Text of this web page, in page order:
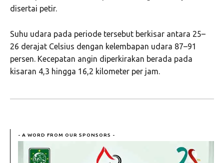
disertai petir.
Suhu udara pada periode tersebut berkisar antara 25–
26 derajat Celsius dengan kelembapan udara 87–91
persen. Kecepatan angin diperkirakan berada pada
kisaran 4,3 hingga 16,2 kilometer per jam.
- A WORD FROM OUR SPONSORS -